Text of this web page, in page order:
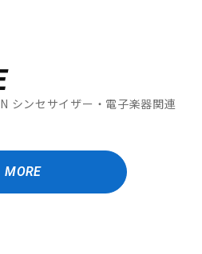
シンセサイザー・電子楽器関連
MORE